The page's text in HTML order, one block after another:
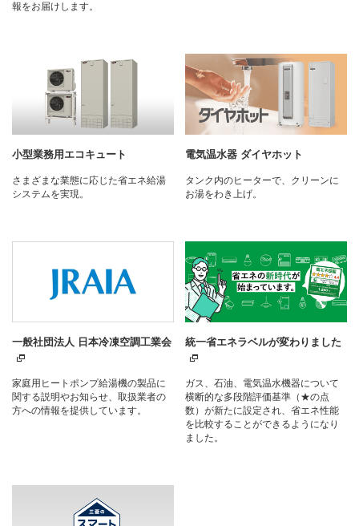
報をお届けします。
小型業務用エコキュート
さまざまな業態に応じた省エネ給湯
システムを実現。
電気温水器 ダイヤホット
タンク内のヒーターで、クリーンに
お湯をわき上げ。
一般社団法人 日本冷凍空調工業会
家庭用ヒートポンプ給湯機の製品に
関する説明やお知らせ、取扱業者の
方への情報を提供しています。
統一省エネラベルが変わりました
ガス、石油、電気温水機器について
横断的な多段階評価基準（★の点
数）が新たに設定され、省エネ性能
を比較することができるようになり
ました。